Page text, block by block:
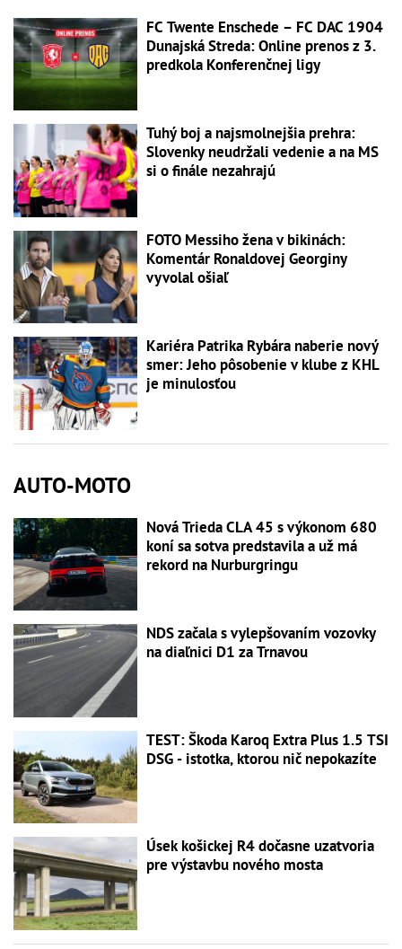
FC Twente Enschede – FC DAC 1904
Dunajská Streda: Online prenos z 3.
predkola Konferenčnej ligy
Tuhý boj a najsmolnejšia prehra:
Slovenky neudržali vedenie a na MS
si o finále nezahrajú
FOTO Messiho žena v bikinách:
Komentár Ronaldovej Georginy
vyvolal ošiaľ
Kariéra Patrika Rybára naberie nový
smer: Jeho pôsobenie v klube z KHL
je minulosťou
AUTO-MOTO
Nová Trieda CLA 45 s výkonom 680
koní sa sotva predstavila a už má
rekord na Nurburgringu
NDS začala s vylepšovaním vozovky
na diaľnici D1 za Trnavou
TEST: Škoda Karoq Extra Plus 1.5 TSI
DSG - istotka, ktorou nič nepokazíte
Úsek košickej R4 dočasne uzatvoria
pre výstavbu nového mosta